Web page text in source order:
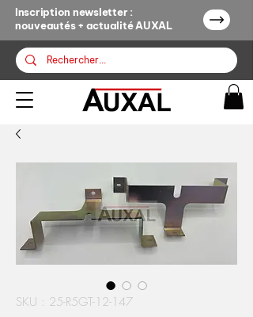
Inscription newsletter :
nouveautés + actualité AUXAL
SKU : 25-R5GT-12-147